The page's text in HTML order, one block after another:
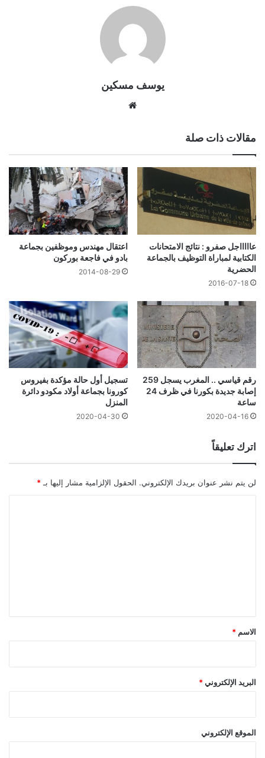
يوسف مسكين
مقالات ذات صلة
عاااااجل صفرو : نتائج الامتحانات
الكتابية لمباراة التوظيف بالجماعة
الحضرية
2016-07-18
اعتقال مهندس وموظفين بجماعة
بادو في فاجعة بوركون
2014-08-29
رقم قياسي .. المغرب يسجل 259
إصابة جديدة بكورنا في ظرف 24
ساعة
2020-04-16
تسجيل أول حالة مؤكدة بفيروس
كورونا بجماعة أولاد مكودو دائرة
المنزل
2020-04-30
اترك تعليقاً
لن يتم نشر عنوان بريدك الإلكتروني. الحقول الإلزامية مشار إليها بـ *
*
الاسم *
البريد الإلكتروني *
الموقع الإلكتروني